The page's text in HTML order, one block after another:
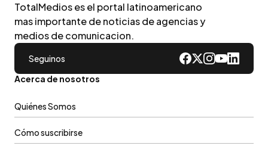
TotalMedios es el portal latinoamericano
mas importante de noticias de agencias y
medios de comunicacion.
Seguinos
Acerca de nosotros
Quiénes Somos
Cómo suscribirse